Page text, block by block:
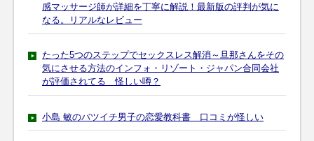
感マッサージ師が詳細を丁寧に解説！最新版の評判が気に
なる。リアルなレビュー
たった5つのステップでセックスレス解消～旦那さんをその
気にさせる方法のインフォ・リゾート・ジャパン合同会社
が評価されてる 怪しい噂？
小島 敏のバツイチ男子の恋愛教科書 口コミが怪しい